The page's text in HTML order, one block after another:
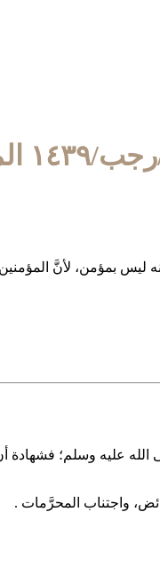
ليس بمؤمن، لأنَّ
الله عليه وسلم؛
واجتناب المحرَّمات .